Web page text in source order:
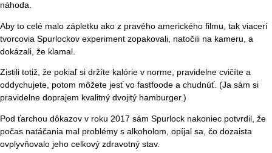
náhoda.
Aby to celé malo zápletku ako z pravého amerického filmu, tak viacerí
tvorcovia Spurlockov experiment zopakovali, natočili na kameru, a
dokázali, že klamal.
Zistili totiž, že pokiaľ si držíte kalórie v norme, pravidelne cvičíte a
oddychujete, potom môžete jesť vo fastfoode a chudnúť. (Ja sám si
pravidelne doprajem kvalitný dvojitý hamburger.)
Pod ťarchou dôkazov v roku 2017 sám Spurlock nakoniec potvrdil, že
počas natáčania mal problémy s alkoholom, opíjal sa, čo dozaista
ovplyvňovalo jeho celkový zdravotný stav.